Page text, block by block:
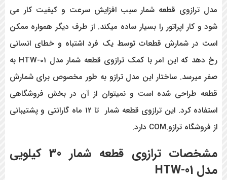
مدل ترازوی قطعه شمار سبب افزایش سرعت و کیفیت کار می
شود و کار اپراتور را بسیار ساده میکند. از طرف دیگر همواره ممکن
است در شمارش قطعات توسط یک فرد اشتباه و خطای انسانی
رخ دهد که این امر با کمک ترازوی قطعه شمار مدل HTW-01 به
صفر میرسد. ساختار این مدل ترازو به طور مخصوص برای شمارش
قطعه طراحی شده است و نمیتوان از آن در بخش فروشگاهی
استفاده کرد. این ترازوی قطعه شمار تا 12 ماه گارانتی و پشتیبانی
از فروشگاه ترازو.COM دارد.
مشخصات ترازوی قطعه شمار 30 کیلویی
مدل HTW-01